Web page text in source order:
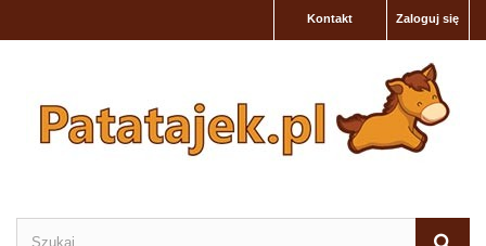
Zaloguj się
Kontakt